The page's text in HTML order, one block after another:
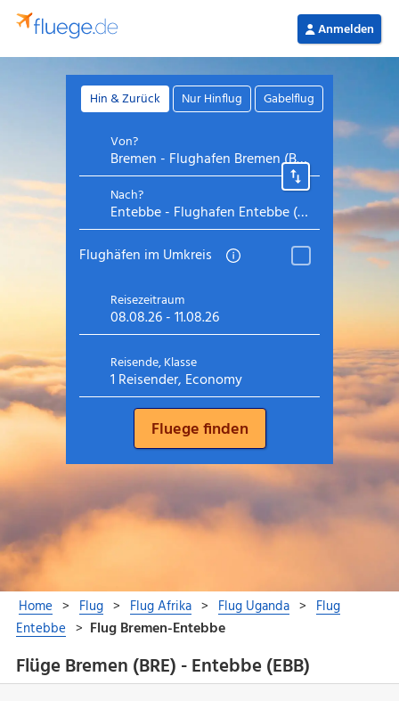
Flüge Bremen (BRE) - Entebbe (EBB)